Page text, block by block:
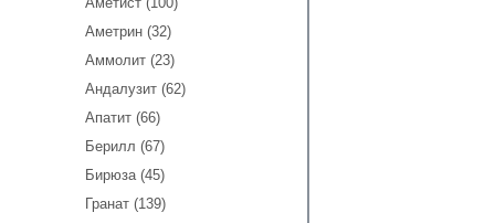
Аметрин (32)
Аммолит (23)
Андалузит (62)
Апатит (66)
Берилл (67)
Бирюза (45)
Гранат (139)